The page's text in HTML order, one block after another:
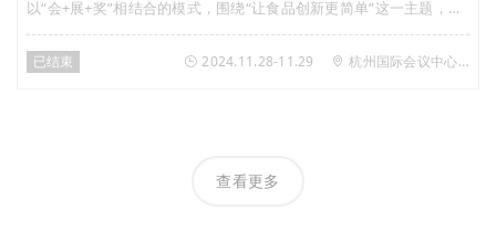
以“会+展+奖”相结合的模式，围绕“让食品创新更简单”这一主题，发
挥食研汇品牌优势，聚焦七大热门专题，汇集全球食品与饮料行业专
家、知名企业、高校学者、创新品牌……打造颇具重磅影响力的食品
已结束 2024.11.28-11.29 杭州国际会议中心洲际酒店
查看更多